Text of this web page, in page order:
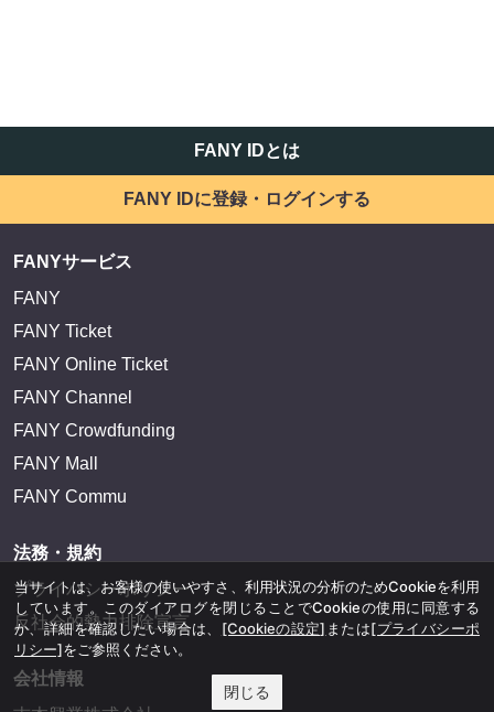
FANY IDとは
FANY IDに登録・ログインする
FANYサービス
FANY
FANY Ticket
FANY Online Ticket
FANY Channel
FANY Crowdfunding
FANY Mall
FANY Commu
法務・規約
プライバシーポリシー
反社会的勢力排除宣言
会社情報
当サイトは、お客様の使いやすさ、利用状況の分析のためCookieを利用
しています。このダイアログを閉じることでCookieの使用に同意する
か、詳細を確認したい場合は、 [Cookieの設定] または[プライバシーポ
リシー]をご参照ください。
閉じる